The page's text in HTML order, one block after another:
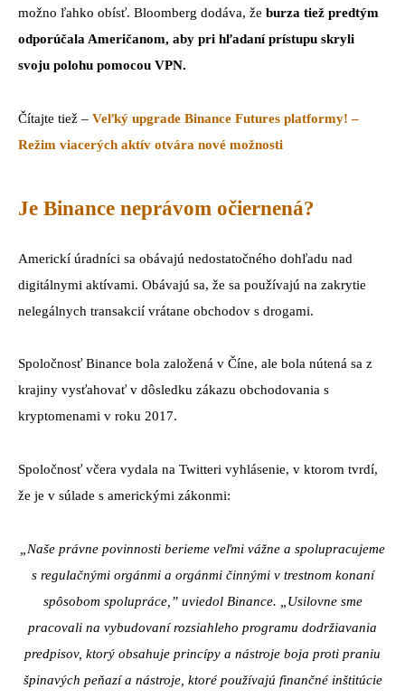
možno ľahko obísť. Bloomberg dodáva, že burza tiež predtým
odporúčala Američanom, aby pri hľadaní prístupu skryli
svoju polohu pomocou VPN.
Čítajte tiež – Veľký upgrade Binance Futures platformy! –
Režim viacerých aktív otvára nové možnosti
Je Binance neprávom očiernená?
Americkí úradníci sa obávajú nedostatočného dohľadu nad
digitálnymi aktívami. Obávajú sa, že sa používajú na zakrytie
nelegálnych transakcií vrátane obchodov s drogami.
Spoločnosť Binance bola založená v Číne, ale bola nútená sa z
krajiny vysťahovať v dôsledku zákazu obchodovania s
kryptomenami v roku 2017.
Spoločnosť včera vydala na Twitteri vyhlásenie, v ktorom tvrdí,
že je v súlade s americkými zákonmi:
„Naše právne povinnosti berieme veľmi vážne a spolupracujeme
s regulačnými orgánmi a orgánmi činnými v trestnom konaní
spôsobom spolupráce,” uviedol Binance. „Usilovne sme
pracovali na vybudovaní rozsiahleho programu dodržiavania
predpisov, ktorý obsahuje princípy a nástroje boja proti praniu
špinavých peňazí a nástroje, ktoré používajú finančné inštitúcie